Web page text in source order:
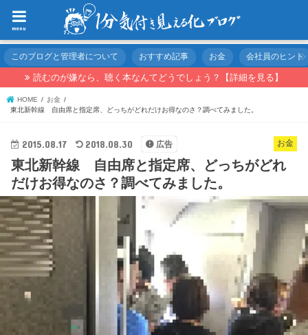
menu
このブログと管理者について おすすめ記事 お金 会社員のヒント
読むのが嫌なら、聴く本なんてどうでしょう？【詳細を見る】
HOME
お金
東北新幹線 自由席と指定席、どっちがどれだけお得なのさ？調べてみました。
お金
2015.08.17 2018.08.30 広告
東北新幹線 自由席と指定席、どっちがどれ
だけお得なのさ？調べてみました。